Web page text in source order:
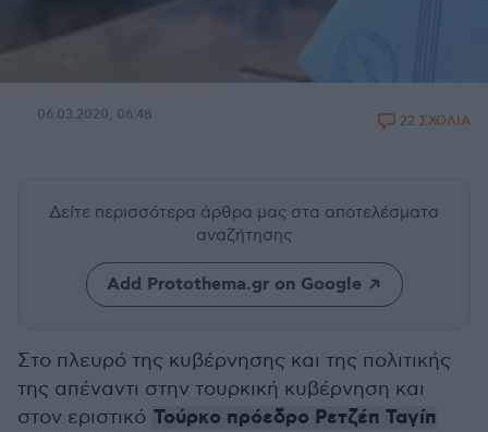
06.03.2020, 06:48 22 ΣΧΟΛΙΑ
Δείτε περισσότερα άρθρα μας στα αποτελέσματα
αναζήτησης
Add Protothema.gr on Google
Στο πλευρό της κυβέρνησης και της πολιτικής
της απέναντι στην τουρκική κυβέρνηση και
στον εριστικό Τούρκο πρόεδρο Ρετζέπ Ταγίπ